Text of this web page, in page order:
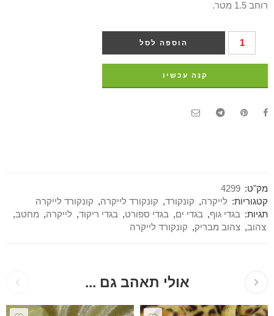
רוחב 1.5 מטר.
הוספה לסל
קנה עכשיו
מק"ט: 4299
קטגוריות: לייקרה, קונקורד, קונקורד לייקרה, קונקורד לייקרה
תגיות: בגדי גוף, בגדי ים, בגדי ספורט, בגדי ריקוד, לייקרה, מחטב,
צהוב, צהוב מבריק, קונקורד לייקרה
אולי תאהב גם ...